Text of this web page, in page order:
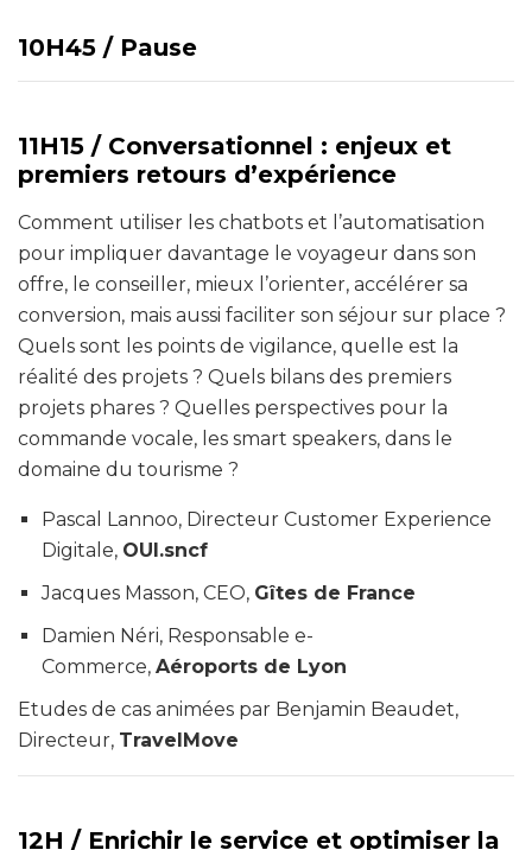
10H45 /Pause
11H15 / Conversationnel : enjeux et
premiers retours d’expérience
Comment utiliser les chatbots et l’automatisation
pour impliquer davantage le voyageur dans son
offre, le conseiller, mieux l’orienter, accélérer sa
conversion, mais aussi faciliter son séjour sur place ?
Quels sont les points de vigilance, quelle est la
réalité des projets ? Quels bilans des premiers
projets phares ? Quelles perspectives pour la
commande vocale, les smart speakers, dans le
domaine du tourisme ?
Pascal Lannoo, Directeur Customer Experience
Digitale, OUI.sncf
Jacques Masson, CEO, Gîtes de France
Damien Néri, Responsable e-
Commerce, Aéroports de Lyon
Etudes de cas animées par Benjamin Beaudet,
Directeur, TravelMove
12H / Enrichir le service et optimiser la